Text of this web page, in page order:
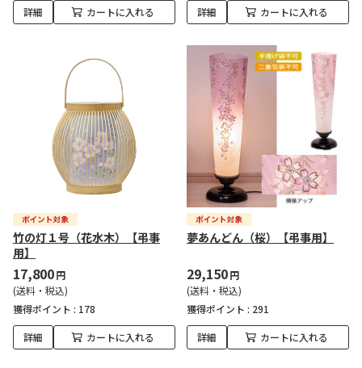
詳細 カートに入れる 詳細 カートに入れる
竹の灯１号（花水木）【弔事
用】
17,800円
(送料・税込)
獲得ポイント : 178
詳細 カートに入れる
夢あんどん（桜）【弔事用】
29,150円
(送料・税込)
獲得ポイント : 291
詳細 カートに入れる